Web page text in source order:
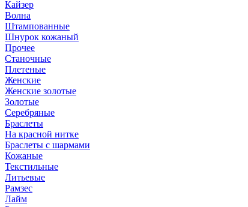
Кайзер
Волна
Штампованные
Шнурок кожаный
Прочее
Станочные
Плетеные
Женские
Женские золотые
Золотые
Серебряные
Браслеты
На красной нитке
Браслеты с шармами
Кожаные
Текстильные
Литьевые
Рамзес
Лайм